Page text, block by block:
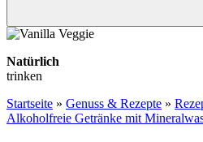
Natürlich
trinken
Startseite » Genuss & Rezepte »
Alkoholfreie Getränke mit